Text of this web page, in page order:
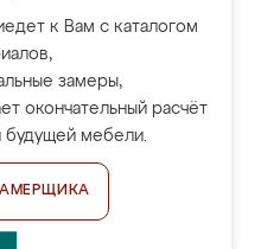
к Вам с каталогом
замеры,
окончательный расчёт
будущей мебели.